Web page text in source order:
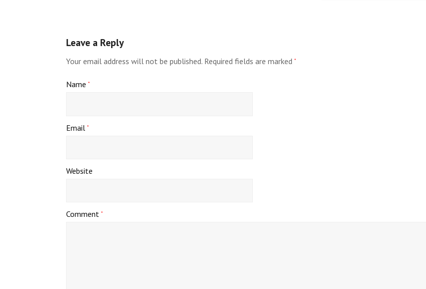
Leave a Reply
Your email address will not be published. Required fields are marked *
Name *
Email *
Website
Comment *